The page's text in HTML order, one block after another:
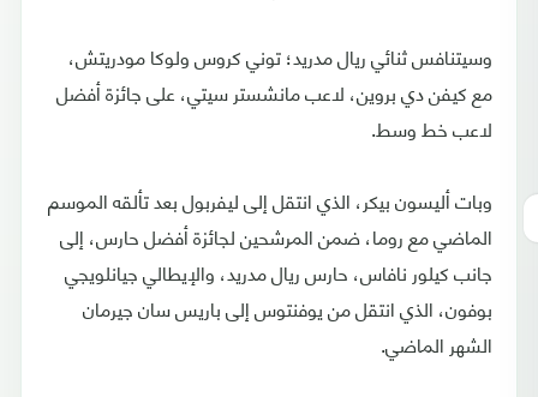
وسيتنافس ثنائي ريال مدريد؛ توني كروس ولوكا مودريتش،
مع كيفن دي بروين، لاعب مانشستر سيتي، على جائزة أفضل
لاعب خط وسط.
وبات أليسون بيكر، الذي انتقل إلى ليفربول بعد تألقه الموسم
الماضي مع روما، ضمن المرشحين لجائزة أفضل حارس، إلى
جانب كيلور نافاس، حارس ريال مدريد، والإيطالي جيانلويجي
بوفون، الذي انتقل من يوفنتوس إلى باريس سان جيرمان
الشهر الماضي.